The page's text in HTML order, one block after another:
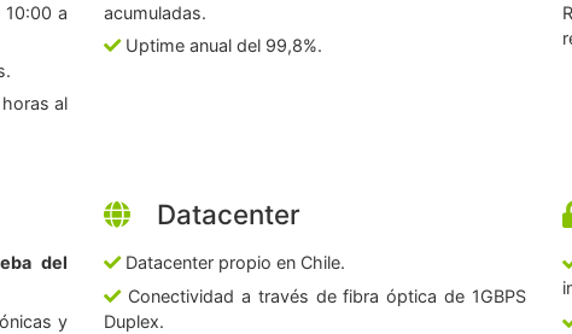
a
al
acumuladas.
Uptime anual del 99,8%.
del
y
Datacenter
Datacenter propio en Chile.
Conectividad a través de fibra óptica de 1GBPS
Duplex.